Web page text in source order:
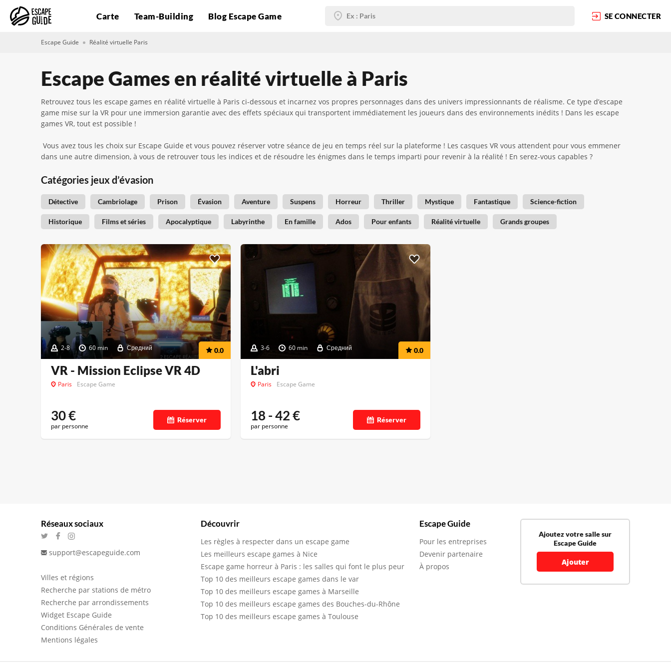
Carte Team-Building Blog Escape Game SE CONNECTER
Escape Guide Réalité virtuelle Paris
Escape Games en réalité virtuelle à Paris
Retrouvez tous les escape games en réalité virtuelle à Paris ci-dessous et incarnez vos propres personnages dans des univers impressionnants de réalisme. Ce type d’escape
game mise sur la VR pour une immersion garantie avec des effets spéciaux qui transportent immédiatement les joueurs dans des environnements inédits ! Dans les escape
games VR, tout est possible !
Vous avez tous les choix sur Escape Guide et vous pouvez réserver votre séance de jeu en temps réel sur la plateforme ! Les casques VR vous attendent pour vous emmener
dans une autre dimension, à vous de retrouver tous les indices et de résoudre les énigmes dans le temps imparti pour revenir à la réalité ! En serez-vous capables ?
Catégories jeux d’évasion
Détective Cambriolage Prison Évasion Aventure Suspens Horreur Thriller Mystique Fantastique Science-fiction
Historique Films et séries Apocalyptique Labyrinthe En famille Ados Pour enfants Réalité virtuelle Grands groupes
2-8 60 min Средний 0.0
VR - Mission Eclipse VR 4D
Paris Escape Game
30€
par personne
Réserver
3-6 60 min Средний 0.0
L'abri
Paris Escape Game
18 - 42€
par personne
Réserver
Réseaux sociaux
support@escapeguide.com
Villes et régions
Recherche par stations de métro
Recherche par arrondissements
Widget Escape Guide
Conditions Générales de vente
Mentions légales
Découvrir
Les règles à respecter dans un escape game
Les meilleurs escape games à Nice
Escape game horreur à Paris : les salles qui font le plus peur
Top 10 des meilleurs escape games dans le var
Top 10 des meilleurs escape games à Marseille
Top 10 des meilleurs escape games des Bouches-du-Rhône
Top 10 des meilleurs escape games à Toulouse
Escape Guide
Pour les entreprises
Devenir partenaire
À propos
Ajoutez votre salle sur
Escape Guide
Ajouter